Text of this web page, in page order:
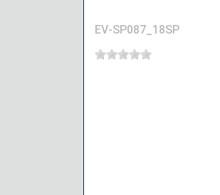
EV-SP087_18SP